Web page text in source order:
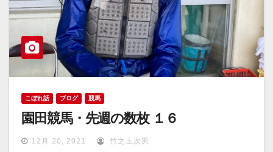
こぼれ話 ブログ 競馬
園田競馬・先週の数枚 １６
12月 20, 2021 竹之上次男